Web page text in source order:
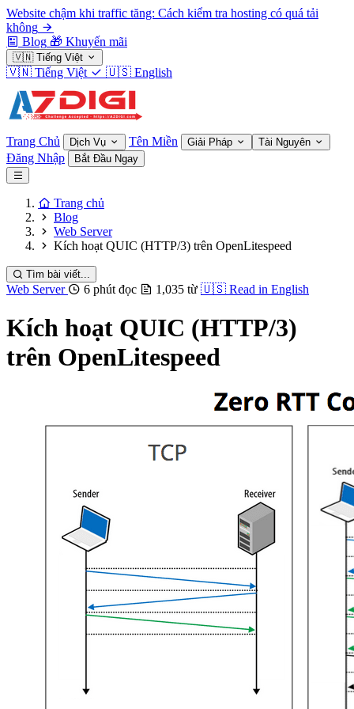
Website chậm khi traffic tăng: Cách kiểm tra hosting có quá tải
không
Blog 🎁 Khuyến mãi
🇻🇳 Tiếng Việt
🇻🇳 Tiếng Việt 🇺🇸 English
Trang Chủ Dịch Vụ Tên Miền Giải Pháp Tài Nguyên
Đăng Nhập Bắt Đầu Ngay
Trang chủ
Blog
Web Server
Kích hoạt QUIC (HTTP/3) trên OpenLitespeed
Tìm bài viết...
Web Server 6 phút đọc 1,035 từ 🇺🇸 Read in English
Kích hoạt QUIC (HTTP/3)
trên OpenLitespeed